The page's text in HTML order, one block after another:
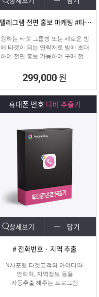
#텔레그램 전면 홍보 마케팅 #타겟팅 회원 유입
원하는 타겟 그룹방 또는 새로운 방
에 타겟이 되는 연락처로 방에 초대
하여 전면 홍보 가능하여 구매 전환
299,000 원
휴대폰 번호 디비 추출기
상세보기 담기
# 전화번호 · 지역 추출
N사포털 타겟고객의 아이디와
연락처, 지역정보 등을
자동추출 해주는 프로그램